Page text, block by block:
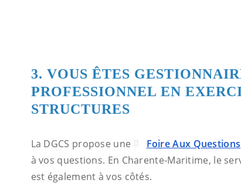
3. VOUS ÊTES
PROFESSIONNEL EN
STRUCTURES
La DGCS propose une Foire Aux Questions
à vos questions. En Charente-Maritime, le
est également à vos côtés.